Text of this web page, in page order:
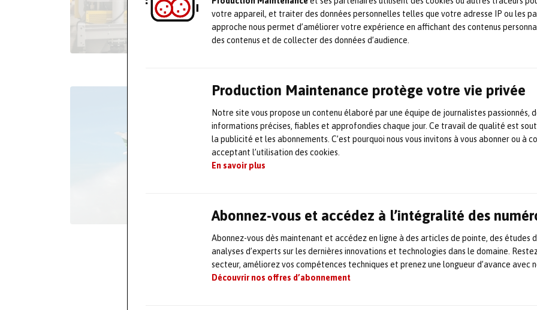
votre appareil, et traiter des données personnelles telles que votre adresse IP ou les
approche nous permet d’améliorer votre expérience en affichant des contenus
des contenus et de collecter des données d’audience.
Production Maintenance protège votre vie privée
Notre site vous propose un contenu élaboré par une équipe de journalistes passionnés,
informations précises, fiables et approfondies chaque jour. Ce travail de qualité est
la publicité et les abonnements. C’est pourquoi nous vous invitons à vous abonner ou à
acceptant l’utilisation des cookies.
En savoir plus
Abonnez-vous et accédez à l’intégralité des
Abonnez-vous dès maintenant et accédez en ligne à des articles de pointe, des études
analyses d’experts sur les dernières innovations et technologies dans le domaine.
secteur, améliorez vos compétences techniques et prenez une longueur d’avance avec
Découvrir nos offres d’abonnement
significativement leur empreinte carbone. Le fabricant
d’installations industrielles de traitement des eaux, de
valorisation des déblais et de séparation liquide-solide a
ouvert les portes de ce centre le 1er […]
Comment Aerotec & Concept
transforme des avions civils
en bombardiers d’eau
28 mai 2025 Aéronautique,Environnement,Maintenance,
voie à une aviation plus résiliante face aux urgences
climatiques alors que les incendies de grande ampleur se